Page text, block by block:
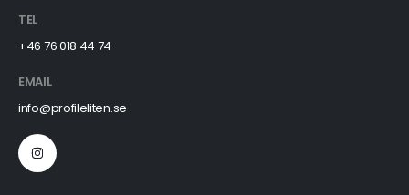
TEL
+46 76 018 44 74
EMAIL
info@profileliten.se